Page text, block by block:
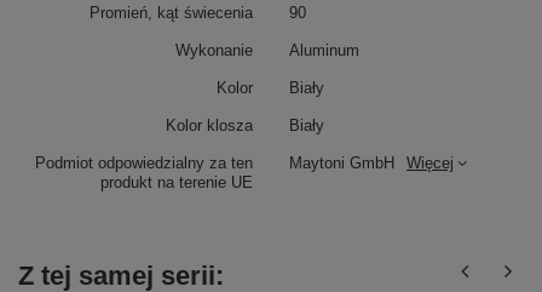
Podmiot odpowiedzialny za ten
produkt na terenie UE
Maytoni GmbH Więcej
Promień, kąt świecenia 90
Wykonanie Aluminum
Kolor Biały
Kolor klosza Biały
Z tej samej serii: